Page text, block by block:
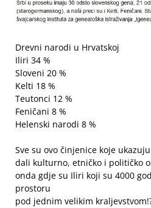
Drevni narodi u Hrvatskoj
Iliri 34 %
Sloveni 20 %
Kelti 18 %
Teutonci 12 %
Feničani 8 %
Helenski narodi 8 %
Sve su ovo činjenice koje
dali kulturno, etničko i političko
onda gdje su Iliri koji su 4000
prostoru
pod jednim velikim